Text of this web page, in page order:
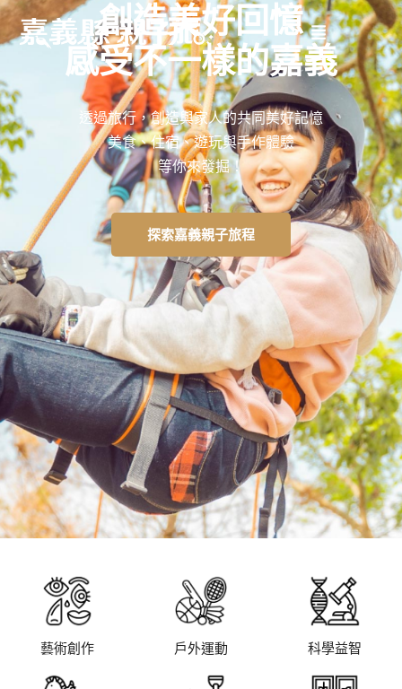
創造美好回憶
感受不一樣的嘉義
透過旅行，創造與家人的共同美好記憶
美食、住宿、遊玩與手作體驗
等你來發掘！
探索嘉義親子旅程
藝術創作 戶外運動 科學益智